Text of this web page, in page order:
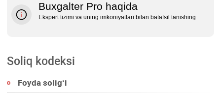
Buxgalter Pro haqida
Ekspert tizimi va uning imkoniyatlari bilan batafsil tanishing
Soliq kodeksi
Foyda soligʻi